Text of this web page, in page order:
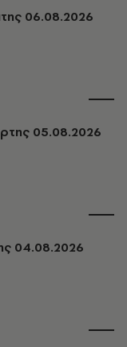
06.08.2026
05.08.2026
04.08.2026